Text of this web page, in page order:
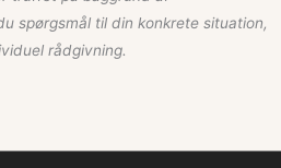
spørgsmål til din konkrete situation,
rådgivning.